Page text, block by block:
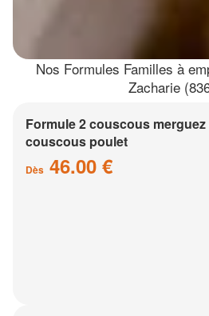
Nos Formules Familles à
Zacharie
Formule 2 couscous merguez
couscous poulet
Dès 46.00 €